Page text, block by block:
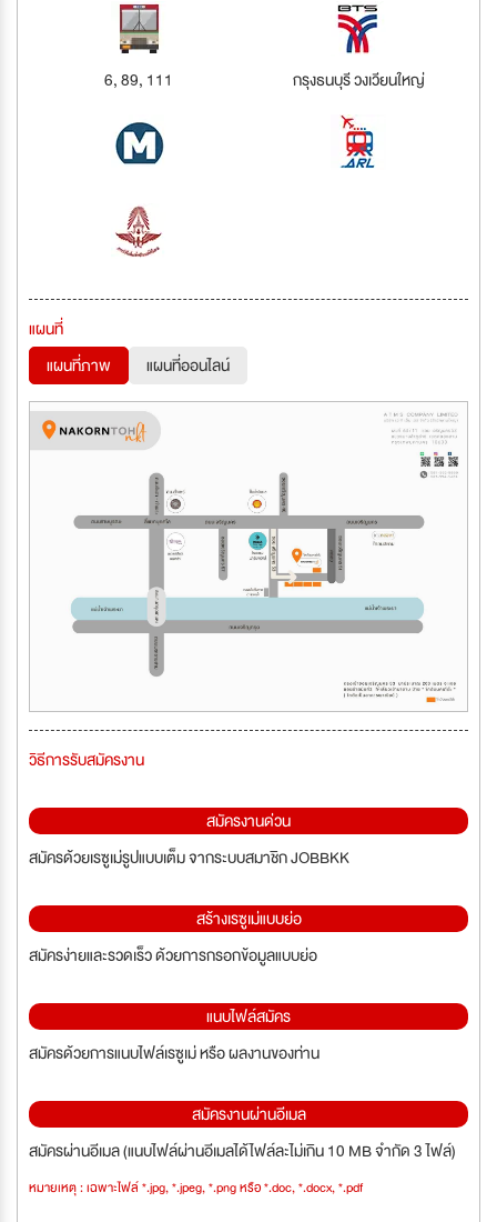
6, 89, 111 กรุงธนบุรี วงเวียนใหญ่
แผนที่
แผนที่ภาพ
แผนที่ออนไลน์
วิธีการรับสมัครงาน
สมัครงานด่วน
สมัครด้วยเรซูเม่รูปแบบเต็ม จากระบบสมาชิก JOBBKK
สร้างเรซูเม่แบบย่อ
สมัครง่ายและรวดเร็ว ด้วยการกรอกข้อมูลแบบย่อ
แนบไฟล์สมัคร
สมัครด้วยการแนบไฟล์เรซูเม่ หรือ ผลงานของท่าน
สมัครงานผ่านอีเมล
สมัครผ่านอีเมล (แนบไฟล์ผ่านอีเมลได้ไฟล์ละไม่เกิน 10 MB จำกัด 3 ไฟล์)
หมายเหตุ : เฉพาะไฟล์ *.jpg, *.jpeg, *.png หรือ *.doc, *.docx, *.pdf